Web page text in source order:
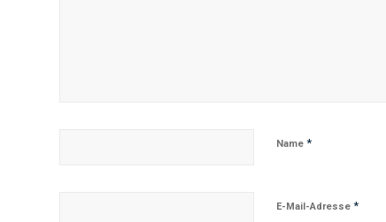
Name *
E-Mail-Adresse *